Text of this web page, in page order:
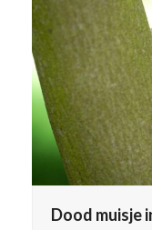
Dood muisje